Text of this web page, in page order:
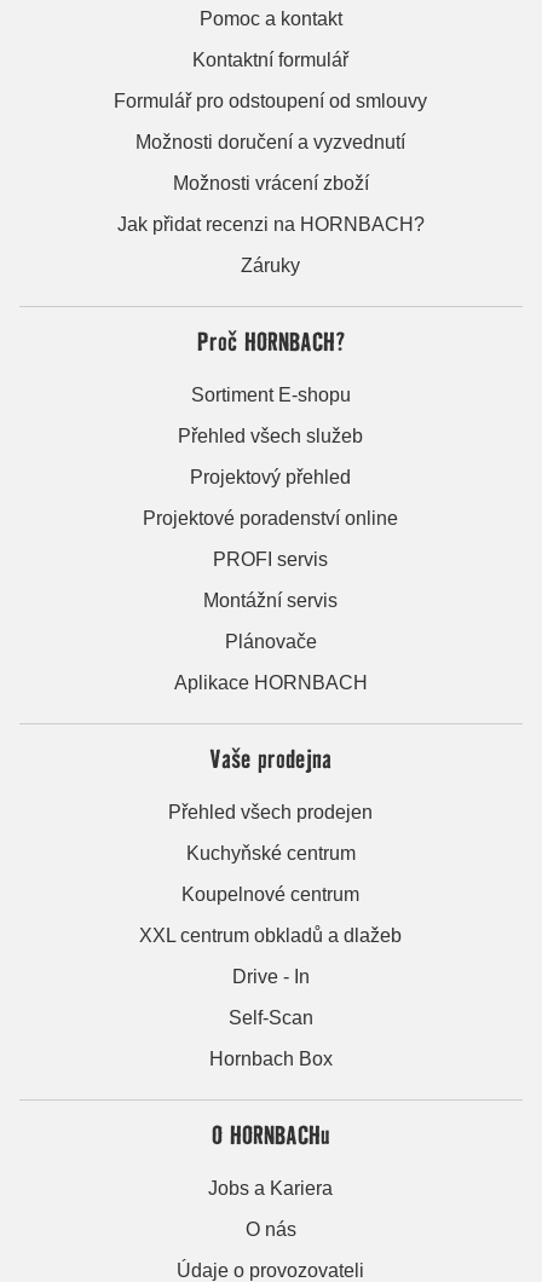
Pomoc a kontakt
Kontaktní formulář
Formulář pro odstoupení od smlouvy
Možnosti doručení a vyzvednutí
Možnosti vrácení zboží
Jak přidat recenzi na HORNBACH?
Záruky
Proč HORNBACH?
Sortiment E-shopu
Přehled všech služeb
Projektový přehled
Projektové poradenství online
PROFI servis
Montážní servis
Plánovače
Aplikace HORNBACH
Vaše prodejna
Přehled všech prodejen
Kuchyňské centrum
Koupelnové centrum
XXL centrum obkladů a dlažeb
Drive - In
Self-Scan
Hornbach Box
O HORNBACHu
Jobs a Kariera
O nás
Údaje o provozovateli